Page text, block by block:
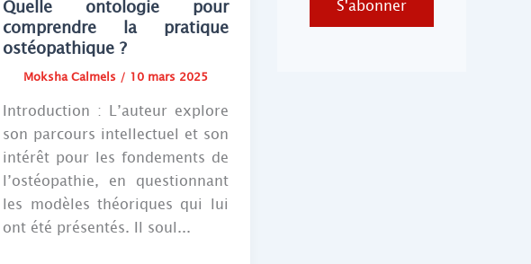
Quelle ontologie pour
comprendre la pratique
ostéopathique ?
Moksha Calmels / 10 mars 2025
Introduction : L’auteur explore
son parcours intellectuel et son
intérêt pour les fondements de
l’ostéopathie, en questionnant
les modèles théoriques qui lui
ont été présentés. Il soul...
S'abonner